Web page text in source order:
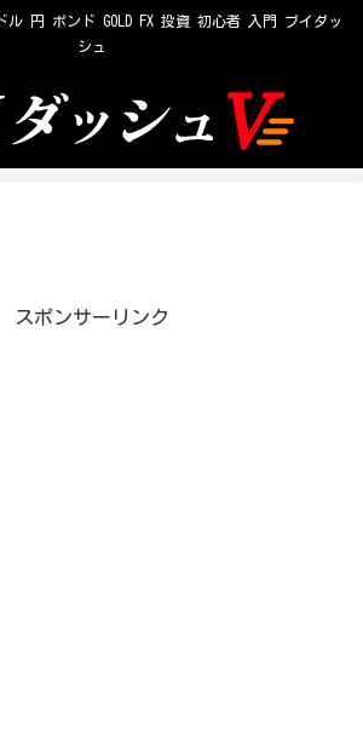
ル 円 ポンド GOLD FX 投資 初心者 入門 ブイダッ
シュ
スポンサーリンク